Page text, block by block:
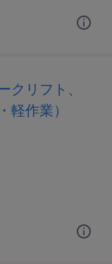
クリフト、
軽作業）